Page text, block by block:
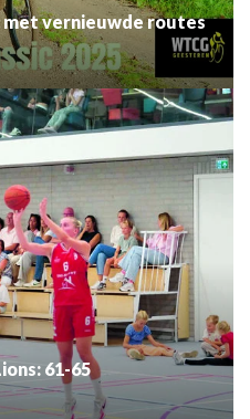
Vasser Heuvelen Classic met vernieuwde routes
61-65